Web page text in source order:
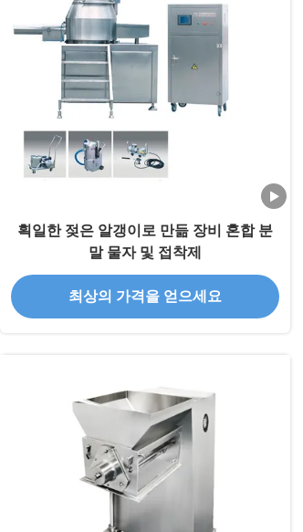
획일한 젖은 알갱이로 만듦 장비 혼합 분
말 물자 및 접착제
최상의 가격을 얻으세요